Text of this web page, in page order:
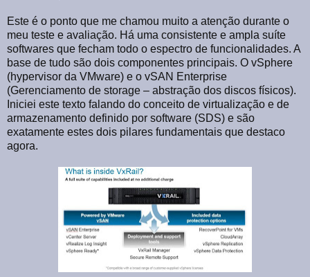
Este é o ponto que me chamou muito a atenção durante o
meu teste e avaliação. Há uma consistente e ampla suíte
softwares que fecham todo o espectro de funcionalidades. A
base de tudo são dois componentes principais. O vSphere
(hypervisor da VMware) e o vSAN Enterprise
(Gerenciamento de storage – abstração dos discos físicos).
Iniciei este texto falando do conceito de virtualização e de
armazenamento definido por software (SDS) e são
exatamente estes dois pilares fundamentais que destaco
agora.